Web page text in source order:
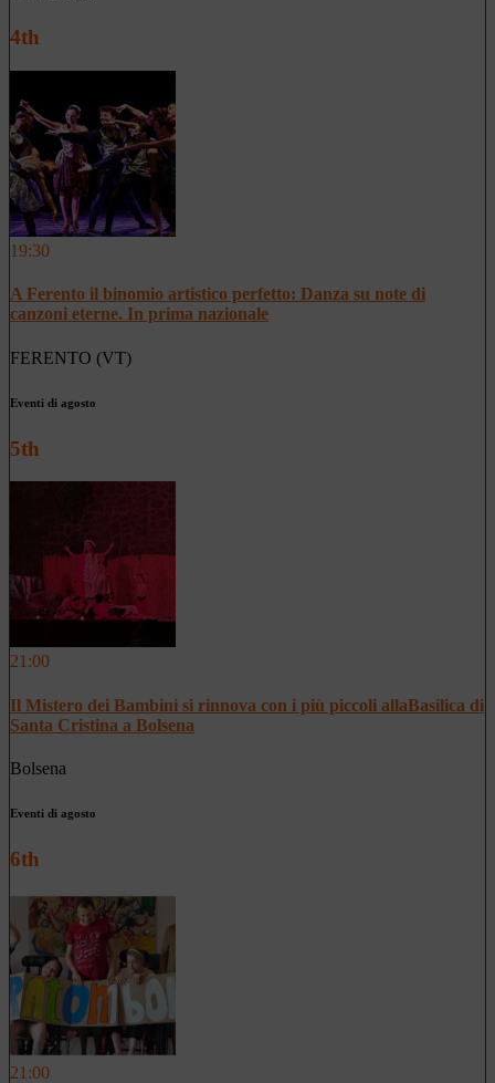
4th
19:30
A Ferento il binomio artistico perfetto: Danza su note di
canzoni eterne. In prima nazionale
FERENTO (VT)
Eventi di agosto
5th
21:00
Il Mistero dei Bambini si rinnova con i più piccoli allaBasilica di
Santa Cristina a Bolsena
Bolsena
Eventi di agosto
6th
21:00